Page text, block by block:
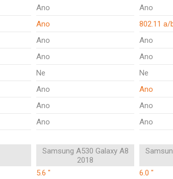
Ano Ano
Ano 802.11
Ano Ano
Ano Ano
Ne Ne
Ano Ano
Ano Ano
Ano Ano
Samsung A530 Galaxy A8
2018
5.6 " 6.0 "